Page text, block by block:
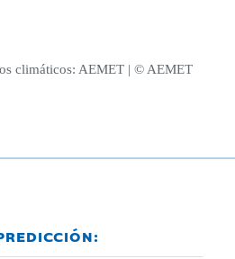
climáticos: AEMET | © AEMET